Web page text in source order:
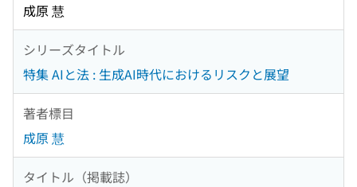
成原 慧
シリーズタイトル
特集 AIと法 : 生成AI時代におけるリスクと展望
著者標目
成原 慧
タイトル（掲載誌）